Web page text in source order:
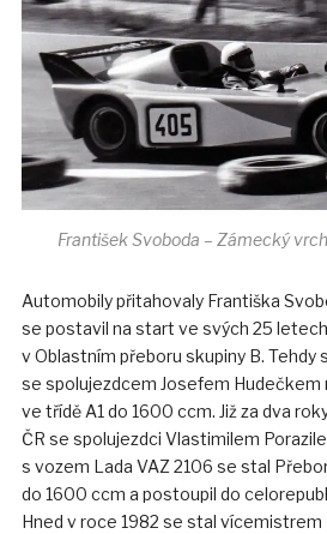
František Svoboda – Zámecký
Automobily přitahovaly Františka
se postavil na start ve svých 25
v Oblastním přeboru skupiny B. Tehdy
se spolujezdcem Josefem Hudečkem
ve třídě A1 do 1600 ccm. Již za dva
ČR se spolujezdci Vlastimilem
s vozem Lada VAZ 2106 se stal
do 1600 ccm a postoupil do
Hned v roce 1982 se stal vícemistrem